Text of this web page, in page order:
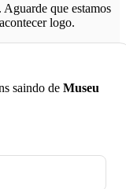
que estamos
logo.
saindo de Museu